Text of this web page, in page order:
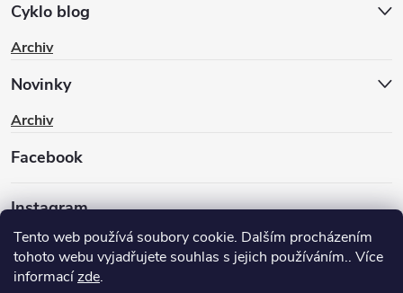
Tento web používá soubory cookie. Dalším procházením
tohoto webu vyjadřujete souhlas s jejich používáním.. Více
informacízde.
Cyklo blog
Archiv
Novinky
Archiv
Facebook
Instagram